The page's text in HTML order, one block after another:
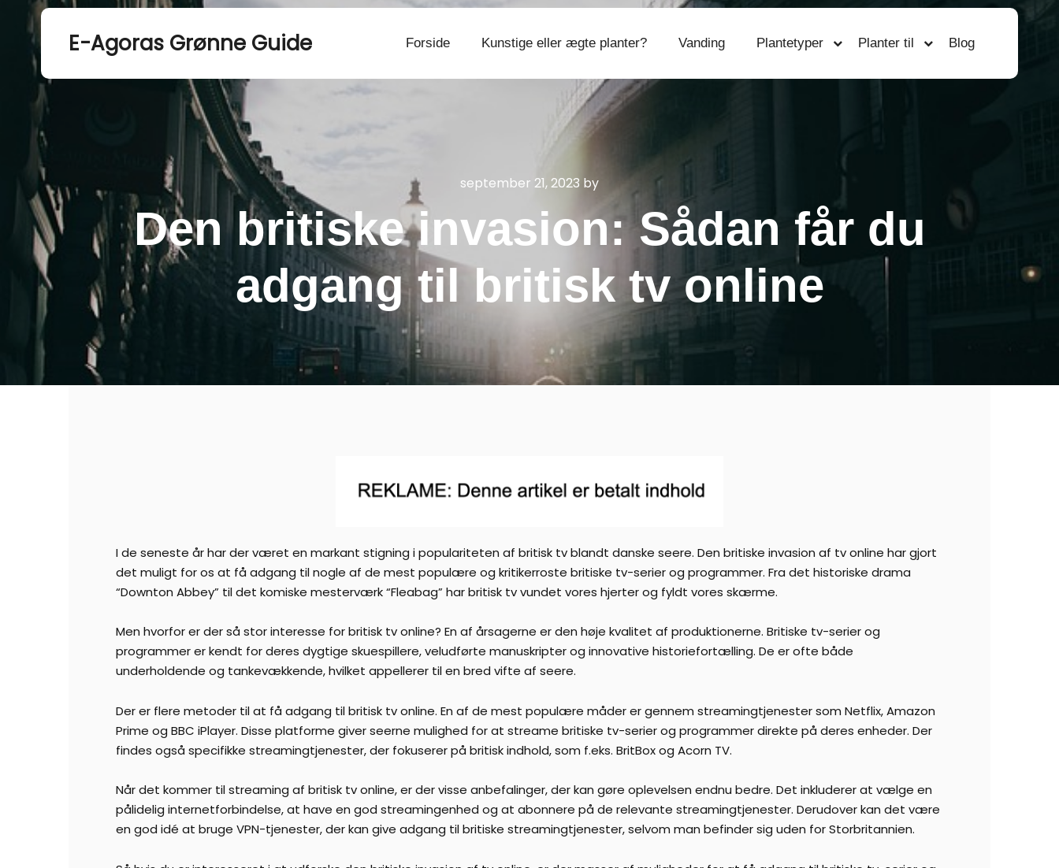
E-Agoras Grønne Guide Forside Kunstige eller ægte planter? Vanding Plantetyper Planter til Blog
september 21, 2023 by
Den britiske invasion: Sådan får du
adgang til britisk tv online
I de seneste år har der været en markant stigning i populariteten af britisk tv blandt danske seere. Den britiske invasion af tv online har gjort
det muligt for os at få adgang til nogle af de mest populære og kritikerroste britiske tv-serier og programmer. Fra det historiske drama
“Downton Abbey” til det komiske mesterværk “Fleabag” har britisk tv vundet vores hjerter og fyldt vores skærme.
Men hvorfor er der så stor interesse for britisk tv online? En af årsagerne er den høje kvalitet af produktionerne. Britiske tv-serier og
programmer er kendt for deres dygtige skuespillere, veludførte manuskripter og innovative historiefortælling. De er ofte både
underholdende og tankevækkende, hvilket appellerer til en bred vifte af seere.
Der er flere metoder til at få adgang til britisk tv online. En af de mest populære måder er gennem streamingtjenester som Netflix, Amazon
Prime og BBC iPlayer. Disse platforme giver seerne mulighed for at streame britiske tv-serier og programmer direkte på deres enheder. Der
findes også specifikke streamingtjenester, der fokuserer på britisk indhold, som f.eks. BritBox og Acorn TV.
Når det kommer til streaming af britisk tv online, er der visse anbefalinger, der kan gøre oplevelsen endnu bedre. Det inkluderer at vælge en
pålidelig internetforbindelse, at have en god streamingenhed og at abonnere på de relevante streamingtjenester. Derudover kan det være
en god idé at bruge VPN-tjenester, der kan give adgang til britiske streamingtjenester, selvom man befinder sig uden for Storbritannien.
CVR 374 077 39